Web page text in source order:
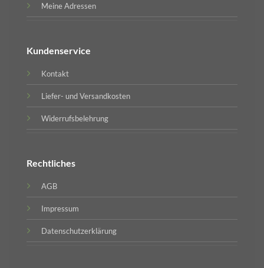
Meine Adressen
Kundenservice
Kontakt
Liefer- und Versandkosten
Widerrufsbelehrung
Rechtliches
AGB
Impressum
Datenschutzerklärung